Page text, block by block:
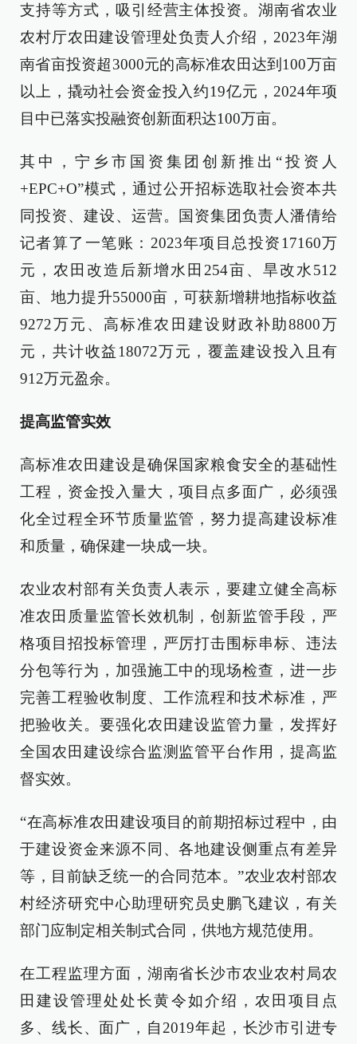
支持等方式，吸引经营主体投资。湖南省农业
农村厅农田建设管理处负责人介绍，2023年湖
南省亩投资超3000元的高标准农田达到100万亩
以上，撬动社会资金投入约19亿元，2024年项
目中已落实投融资创新面积达100万亩。
其中，宁乡市国资集团创新推出“投资人
+EPC+O”模式，通过公开招标选取社会资本共
同投资、建设、运营。国资集团负责人潘倩给
记者算了一笔账：2023年项目总投资17160万
元，农田改造后新增水田254亩、旱改水512
亩、地力提升55000亩，可获新增耕地指标收益
9272万元、高标准农田建设财政补助8800万
元，共计收益18072万元，覆盖建设投入且有
912万元盈余。
提高监管实效
高标准农田建设是确保国家粮食安全的基础性
工程，资金投入量大，项目点多面广，必须强
化全过程全环节质量监管，努力提高建设标准
和质量，确保建一块成一块。
农业农村部有关负责人表示，要建立健全高标
准农田质量监管长效机制，创新监管手段，严
格项目招投标管理，严厉打击围标串标、违法
分包等行为，加强施工中的现场检查，进一步
完善工程验收制度、工作流程和技术标准，严
把验收关。要强化农田建设监管力量，发挥好
全国农田建设综合监测监管平台作用，提高监
督实效。
“在高标准农田建设项目的前期招标过程中，由
于建设资金来源不同、各地建设侧重点有差异
等，目前缺乏统一的合同范本。”农业农村部农
村经济研究中心助理研究员史鹏飞建议，有关
部门应制定相关制式合同，供地方规范使用。
在工程监理方面，湖南省长沙市农业农村局农
田建设管理处处长黄令如介绍，农田项目点
多、线长、面广，自2019年起，长沙市引进专